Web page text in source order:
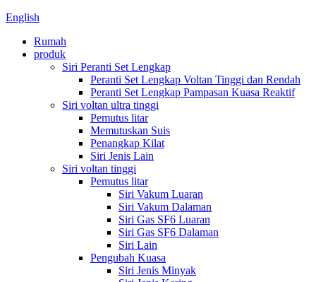
English
Rumah
produk
Siri Peranti Set Lengkap
Peranti Set Lengkap Voltan Tinggi dan Rendah
Peranti Set Lengkap Pampasan Kuasa Reaktif
Siri voltan ultra tinggi
Pemutus litar
Memutuskan Suis
Penangkap Kilat
Siri Jenis Lain
Siri voltan tinggi
Pemutus litar
Siri Vakum Luaran
Siri Vakum Dalaman
Siri Gas SF6 Luaran
Siri Gas SF6 Dalaman
Siri Lain
Pengubah Kuasa
Siri Jenis Minyak